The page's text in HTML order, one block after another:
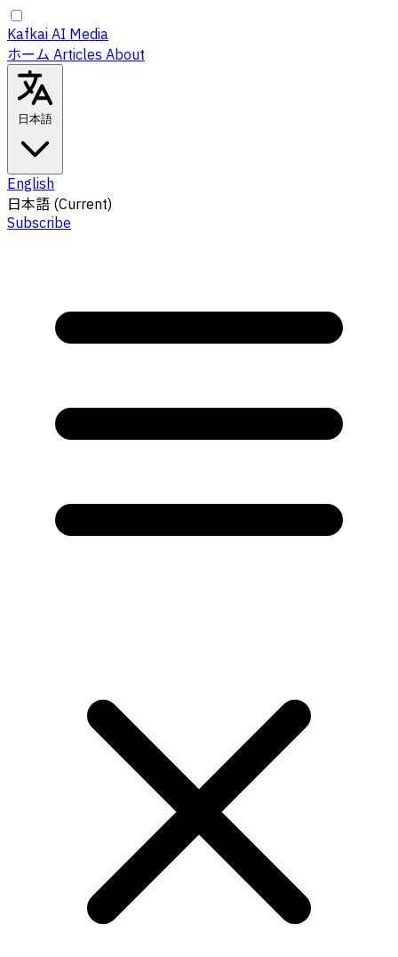
Kafkai AI Media
ホーム Articles About
日本語
English
日本語 (Current)
Subscribe